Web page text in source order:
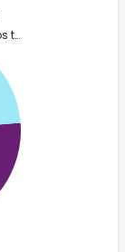
Impuestos totales